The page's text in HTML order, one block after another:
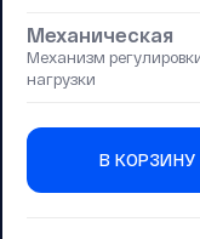
Механическая
Механизм
нагрузки
В КОРЗИНУ